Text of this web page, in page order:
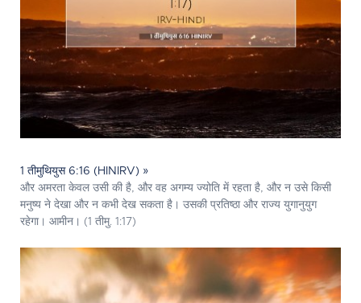
1 तीमुथियुस 6:16 (HINIRV) »
और अमरता केवल उसी की है, और वह अगम्य ज्योति में रहता है, और न उसे किसी
मनुष्य ने देखा और न कभी देख सकता है। उसकी प्रतिष्ठा और राज्य युगानुयुग
रहेगा। आमीन। (1 तीमु. 1:17)